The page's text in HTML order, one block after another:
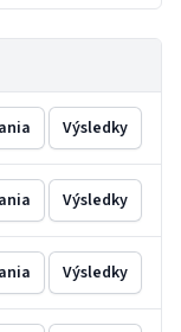
Výsledky
Výsledky
Výsledky